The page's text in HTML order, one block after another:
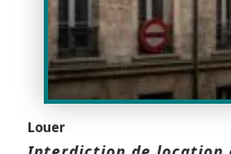
Louer